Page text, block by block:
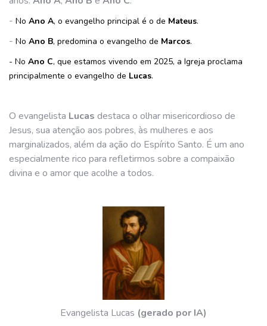
- No Ano A, o evangelho principal é o de Mateus.
- No Ano B, predomina o evangelho de Marcos.
- No Ano C, que estamos vivendo em 2025, a Igreja proclama
principalmente o evangelho de Lucas.
O evangelista Lucas destaca o olhar misericordioso de
Jesus, sua atenção aos pobres, às mulheres e aos
marginalizados, além da ação do Espírito Santo. É um ano
especialmente rico para refletirmos sobre a compaixão
divina e o amor que acolhe a todos.
Evangelista Lucas (gerado por IA)